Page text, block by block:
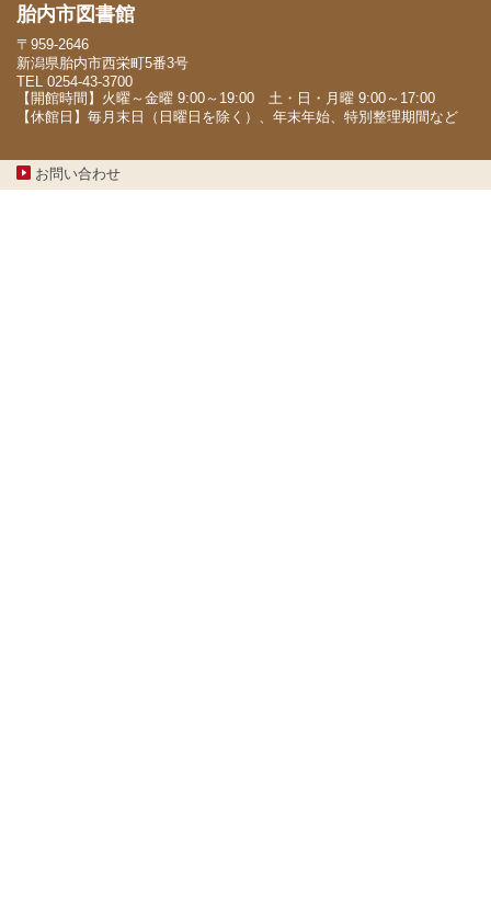
胎内市図書館
〒959-2646
新潟県胎内市西栄町5番3号
TEL 0254-43-3700
【開館時間】火曜～金曜 9:00～19:00 土・日・月曜 9:00～17:00
【休館日】毎月末日（日曜日を除く）、年末年始、特別整理期間など
お問い合わせ